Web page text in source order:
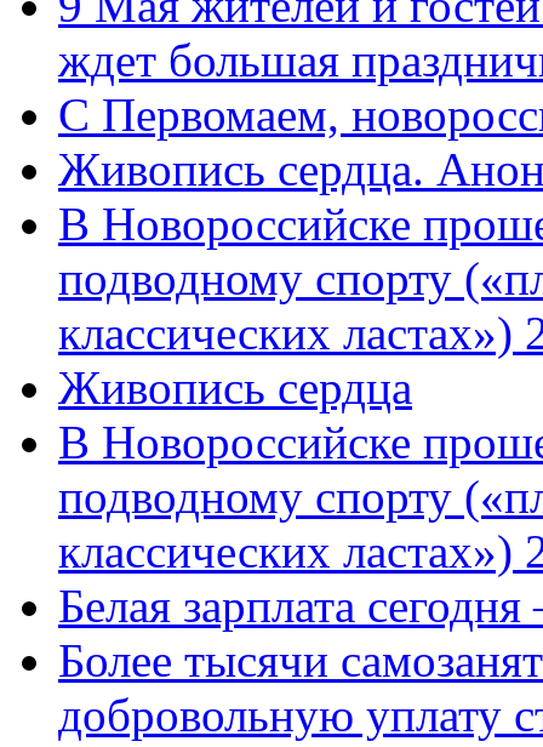
ждет большая
C Первомаем,
Живопись сердца.
В Новороссийске
подводному спорту
классических
Живопись сердца
В Новороссийске
подводному спорту
классических ластах»)
Белая зарплата
Более тысячи
добровольную уплату